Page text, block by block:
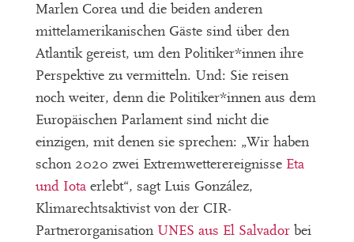
Marlen Corea und die beiden anderen
mittelamerikanischen Gäste sind über den
Atlantik gereist, um den Politiker*innen ihre
Perspektive zu vermitteln. Und: Sie reisen
noch weiter, denn die Politiker*innen aus dem
Europäischen Parlament sind nicht die
einzigen, mit denen sie sprechen: „Wir haben
schon 2020 zwei Extremwetterereignisse Eta
und Iota erlebt“, sagt Luis González,
Klimarechtsaktivist von der CIR-
Partnerorganisation UNES aus El Salvador bei